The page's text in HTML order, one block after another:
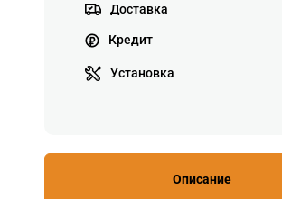
Доставка
Кредит
Установка
Описание